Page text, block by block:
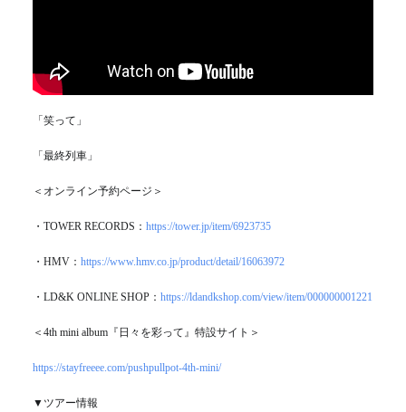
「笑って」
「最終列車」
＜オンライン予約ページ＞
・TOWER RECORDS： https://tower.jp/item/6923735
・HMV： https://www.hmv.co.jp/product/detail/16063972
・LD&K ONLINE SHOP： https://ldandkshop.com/view/item/000000001221
＜4th mini album『日々を彩って』特設サイト＞
https://stayfreeee.com/pushpullpot-4th-mini/
▼ツアー情報